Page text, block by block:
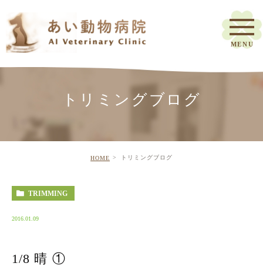
トリミングブログ
HOME トリミングブログ
TRIMMING
2016.01.09
1/8 晴 ①